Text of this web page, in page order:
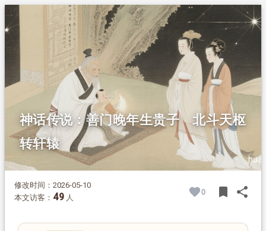
2. 正文
少典夫妇积善
天枢感孕降神迹
轩辕降世开文明
神话传说：善门晚年生贵子 北斗天枢
转轩辕
修改时间：2026-05-10
本文访客： 49 人
0 bookmark share